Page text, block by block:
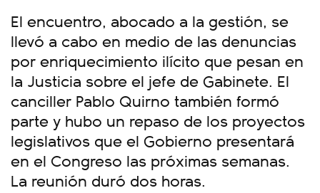
El encuentro, abocado a la gestión, se
llevó a cabo en medio de las denuncias
por enriquecimiento ilícito que pesan en
la Justicia sobre el jefe de Gabinete. El
canciller Pablo Quirno también formó
parte y hubo un repaso de los proyectos
legislativos que el Gobierno presentará
en el Congreso las próximas semanas.
La reunión duró dos horas.